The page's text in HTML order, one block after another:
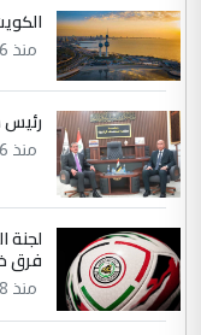
منذ 6 ساعة
رئيس
منذ 6 ساعة
فرق
منذ 8 ساعة